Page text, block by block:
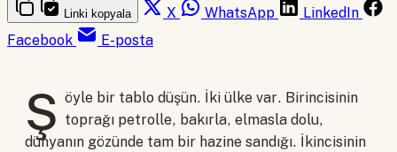
Linki kopyala X WhatsApp
LinkedIn
Facebook
E-posta
Ş öyle bir tablo düşün. İki ülke var. Birincisinin
toprağı petrolle, bakırla, elmasla dolu,
dünyanın gözünde tam bir hazine sandığı. İkincisinin